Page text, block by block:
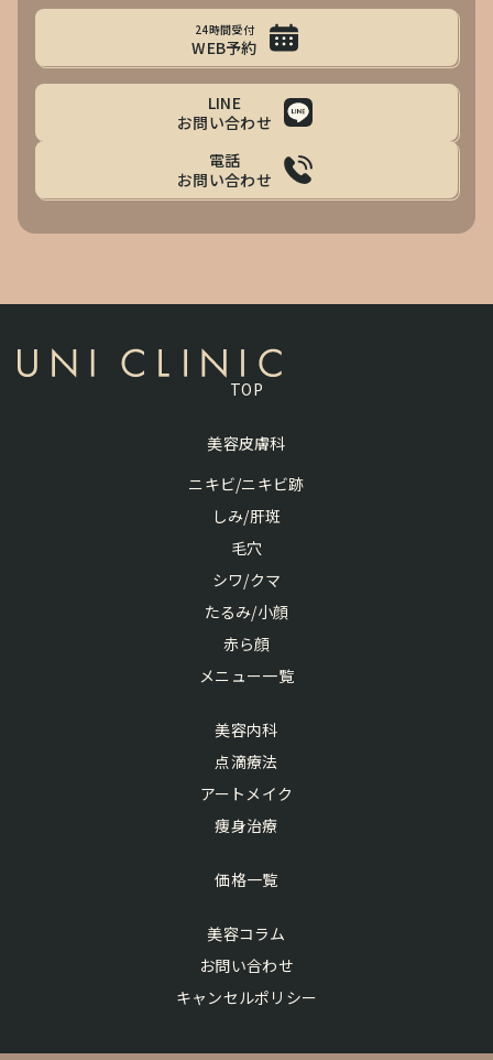
24時間受付
WEB予約
LINE
お問い合わせ
電話
お問い合わせ
TOP
美容皮膚科
ニキビ/ニキビ跡
しみ/肝斑
毛穴
シワ/クマ
たるみ/小顔
赤ら顔
メニュー一覧
美容内科
点滴療法
アートメイク
痩身治療
価格一覧
美容コラム
お問い合わせ
キャンセルポリシー